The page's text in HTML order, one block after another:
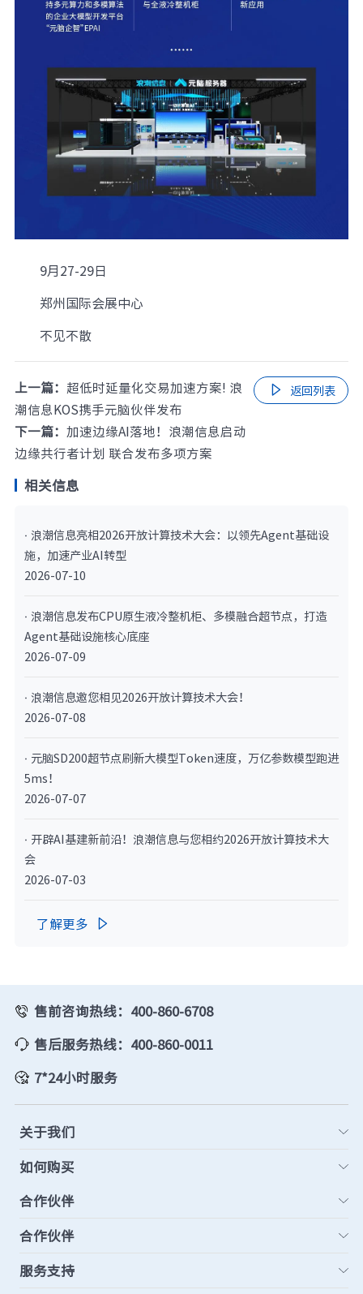
9月27-29日
郑州国际会展中心
不见不散
上一篇： 超低时延量化交易加速方案! 浪
潮信息KOS携手元脑伙伴发布
下一篇： 加速边缘AI落地！浪潮信息启动
边缘共行者计划 联合发布多项方案
 返回列表
相关信息
· 浪潮信息亮相2026开放计算技术大会：以领先Agent基础设
施，加速产业AI转型
2026-07-10
· 浪潮信息发布CPU原生液冷整机柜、多模融合超节点，打造
Agent基础设施核心底座
2026-07-09
· 浪潮信息邀您相见2026开放计算技术大会！
2026-07-08
· 元脑SD200超节点刷新大模型Token速度，万亿参数模型跑进
5ms！
2026-07-07
· 开辟AI基建新前沿！浪潮信息与您相约2026开放计算技术大
会
2026-07-03
了解更多 
售前咨询热线：400-860-6708
售后服务热线：400-860-0011
7*24小时服务
关于我们
如何购买
合作伙伴
合作伙伴
服务支持